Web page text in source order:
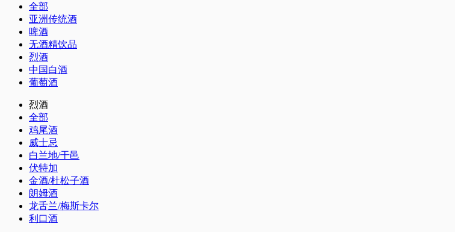
全部
亚洲传统酒
啤酒
无酒精饮品
烈酒
中国白酒
葡萄酒
烈酒
全部
鸡尾酒
威士忌
白兰地/干邑
伏特加
金酒/杜松子酒
朗姆酒
龙舌兰/梅斯卡尔
利口酒